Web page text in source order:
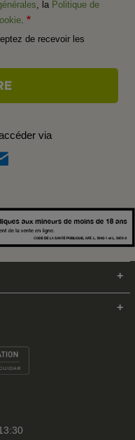
, la Politique de
de recevoir les
via